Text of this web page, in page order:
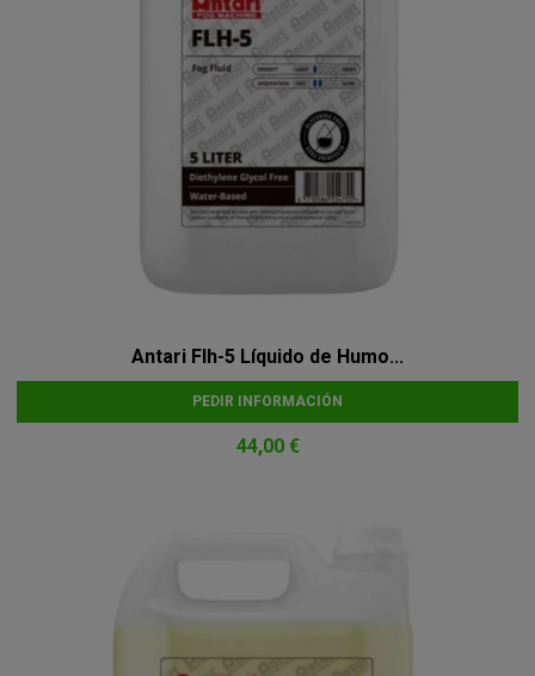
Antari Flh-5 Líquido de Humo...
PEDIR INFORMACIÓN
44,00 €